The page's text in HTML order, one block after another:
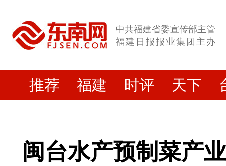
中共福建省委宣传部主管
福建日报报业集团主办
推荐 福建 时评 天下
闽台水产预制菜产